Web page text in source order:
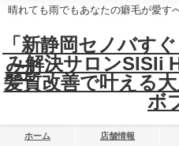
晴れても雨でもあなたの癖毛が愛す
「新静岡セノバす
み解決サロンSISIi
髪質改善で叶える
ボ
ホーム 店舗情報